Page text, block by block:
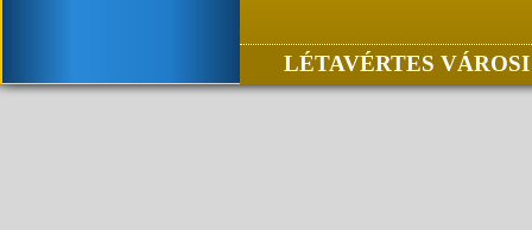
LÉTAVÉRTES